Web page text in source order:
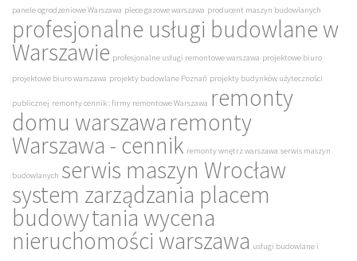
panele ogrodzeniowe Warszawa piece gazowe warszawa producent maszyn budowlanych
profesjonalne usługi budowlane w
Warszawie profesjonalne usługi remontowe warszawa projektowe biuro
projektowe biuro warszawa projekty budowlane Poznań projekty budynków użyteczności
publicznej remonty cennik : firmy remontowe Warszawa remonty
domu warszawaremonty
Warszawa - cennik remonty wnętrz warszawa serwis maszyn
budowlanych serwis maszyn Wrocław
system zarządzania placem
budowytania wycena
nieruchomości warszawa usługi budowlane i